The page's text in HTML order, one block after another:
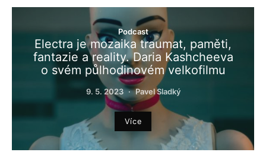
Podcast
Electra je mozaika traumat, paměti,
fantazie a reality. Daria Kashcheeva
o svém půlhodinovém velkofilmu
9. 5. 2023 Pavel Sladký
Více